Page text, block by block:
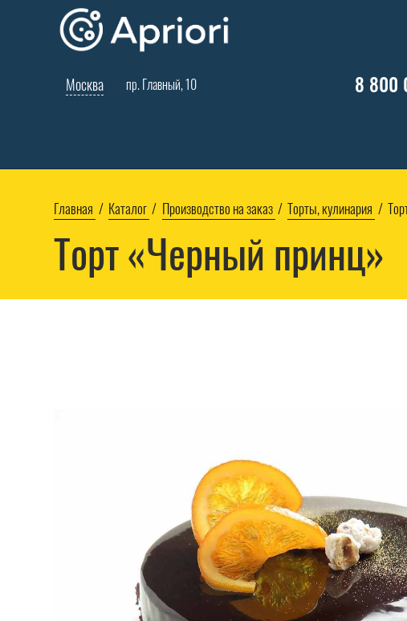
Москва пр. Главный, 10 8 800
Главная Каталог Производство на заказ Торты, кулинария
Торт «Черный принц»